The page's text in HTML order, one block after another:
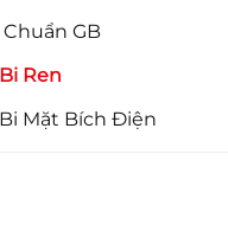
GB
Ren
Mặt Bích Điện